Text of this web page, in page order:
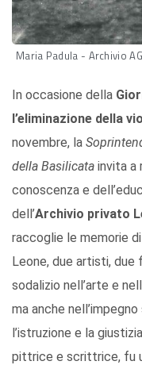
Maria Padula - Archivio
In occasione della
l’eliminazione della
novembre, la
della Basilicata invita a
conoscenza e
dell’Archivio privato
raccoglie le memorie
Leone, due artisti, due
sodalizio nell’arte e
ma anche
l’istruzione e la
pittrice e scrittrice, fu